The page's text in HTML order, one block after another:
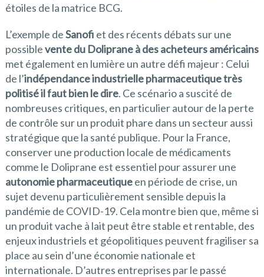
étoiles de la matrice BCG.
L’exemple deSanofi et des récents débats sur une
possiblevente du Doliprane à des acheteurs américains
met également en lumière un autre défi majeur : Celui
de l’indépendance industrielle pharmaceutique très
politisé il faut bien le dire. Ce scénario a suscité de
nombreuses critiques, en particulier autour de la perte
de contrôle sur un produit phare dans un secteur aussi
stratégique que la santé publique. Pour la France,
conserver une production locale de médicaments
comme le Doliprane est essentiel pour assurer une
autonomie pharmaceutiqueen période de crise, un
sujet devenu particulièrement sensible depuis la
pandémie de COVID-19. Cela montre bien que, même si
un produit vache à lait peut être stable et rentable, des
enjeux industriels et géopolitiques peuvent fragiliser sa
place au sein d’une économie nationale et
internationale. D’autres entreprises par le passé